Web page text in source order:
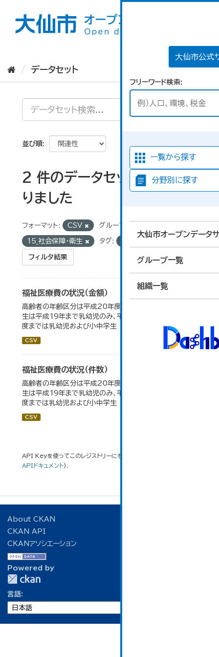
大仙市公式
フリーワード検索
一覧から探す
分野別に探す
大仙市オープンデータ
グループ一覧
組織一覧
データセット
並び順
2 件のデータセットが見つか
りました
フォーマット: CSV グループ:
15_社会保障・衛生 タグ:
フィルタ結果
福祉医療費の状況（金額）
高齢者の年齢区分は平成20年度から変更 乳幼児・小中高
生は平成19年まで乳幼児のみ、平成20年度から令和元年
度までは乳幼児および小中学生
CSV
福祉医療費の状況（件数）
高齢者の年齢区分は平成20年度から変更 乳幼児・小中高
生は平成19年まで乳幼児のみ、平成20年度から令和元年
度までは乳幼児および小中学生
CSV
API Keyを使ってこのレジストリーにもアクセス可能です
APIドキュメント).
About CKAN
CKAN API
CKANアソシエーション
Powered by
言語